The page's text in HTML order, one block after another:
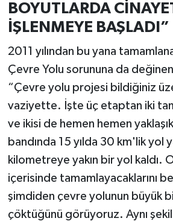
BOYUTLARDA
İŞLENMEYE BAŞLADI”
2011 yılından bu yana
Çevre Yolu sorununa da
“Çevre yolu projesi bildiğiniz
vaziyette. İşte üç etaptan iki
ve ikisi de hemen hemen
bandında 15 yılda 30 km'lik yol
kilometreye yakın bir yol kaldı.
içerisinde tamamlayacaklarını
şimdiden çevre yolunun büyük bir
çöktüğünü görüyoruz. Aynı